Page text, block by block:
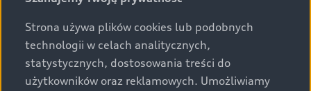
Podane kwoty są rekomendowane i obejmują podatek
VAT (23%), chyba że inaczej zaznaczono.
Strona używa plików cookies lub podobnych
technologii w celach analitycznych,
statystycznych, dostosowania treści do
użytkowników oraz reklamowych. Umożliwiamy